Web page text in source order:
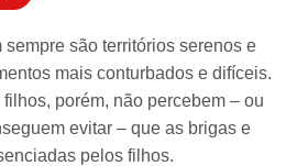
são territórios serenos e
mais conturbados e difíceis.
porém, não percebem – ou
evitar – que as brigas e
pelos filhos.